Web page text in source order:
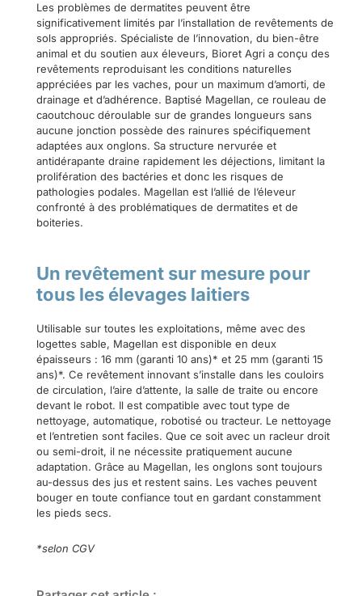
Les problèmes de dermatites peuvent être
significativement limités par l’installation de revêtements de
sols appropriés. Spécialiste de l’innovation, du bien-être
animal et du soutien aux éleveurs, Bioret Agri a conçu des
revêtements reproduisant les conditions naturelles
appréciées par les vaches, pour un maximum d’amorti, de
drainage et d’adhérence. Baptisé Magellan, ce rouleau de
caoutchouc déroulable sur de grandes longueurs sans
aucune jonction possède des rainures spécifiquement
adaptées aux onglons. Sa structure nervurée et
antidérapante draine rapidement les déjections, limitant la
prolifération des bactéries et donc les risques de
pathologies podales. Magellan est l’allié de l’éleveur
confronté à des problématiques de dermatites et de
boiteries.
Un revêtement sur mesure pour
tous les élevages laitiers
Utilisable sur toutes les exploitations, même avec des
logettes sable, Magellan est disponible en deux
épaisseurs : 16 mm (garanti 10 ans)* et 25 mm (garanti 15
ans)*. Ce revêtement innovant s’installe dans les couloirs
de circulation, l’aire d’attente, la salle de traite ou encore
devant le robot. Il est compatible avec tout type de
nettoyage, automatique, robotisé ou tracteur. Le nettoyage
et l’entretien sont faciles. Que ce soit avec un racleur droit
ou semi-droit, il ne nécessite pratiquement aucune
adaptation. Grâce au Magellan, les onglons sont toujours
au-dessus des jus et restent sains. Les vaches peuvent
bouger en toute confiance tout en gardant constamment
les pieds secs.
*selon CGV